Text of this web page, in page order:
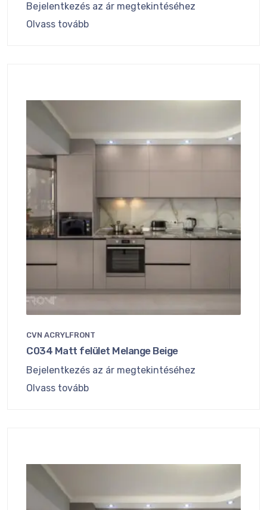
Bejelentkezés az ár megtekintéséhez
Olvass tovább
CVN ACRYLFRONT
C034 Matt felület Melange Beige
Bejelentkezés az ár megtekintéséhez
Olvass tovább